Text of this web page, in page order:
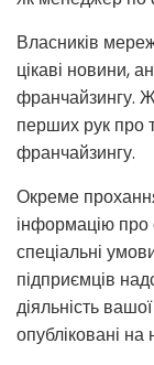
Власників
цікаві новини,
франчайзингу.
перших рук про
франчайзингу.
Окреме
інформацію
спеціальні
підприємців
діяльність
опубліковані на